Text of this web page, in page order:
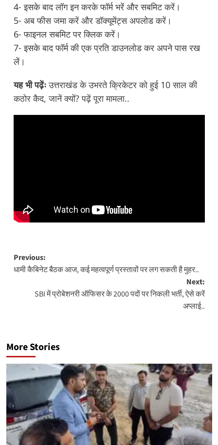
4- इसके बाद लॉग इन करके फॉर्म भरें और सबमिट करें।
5- अब फीस जमा करें और डॉक्यूमेंट्स अपलोड करें।
6- फाइनल सबमिट पर क्लिक करें।
7- इसके बाद फॉर्म की एक प्रति डाउनलोड कर अपने पास रख
लें।
यह भी पढ़ेंः उत्तराखंड के उभरते क्रिकेटर को हुई 10 साल की
कठोर कैद, जानें क्यों? पढ़ें पूरा मामला..
Post
navigation
Previous:
धामी कैबिनेट बैठक आज, कई महत्वपूर्ण प्रस्तावों पर लग सकती है मुहर..
Next:
SBI में प्रोबेशनरी ऑफिसर के 2000 पदों पर निकली भर्ती, ऐसे करें
अप्लाई..
More Stories